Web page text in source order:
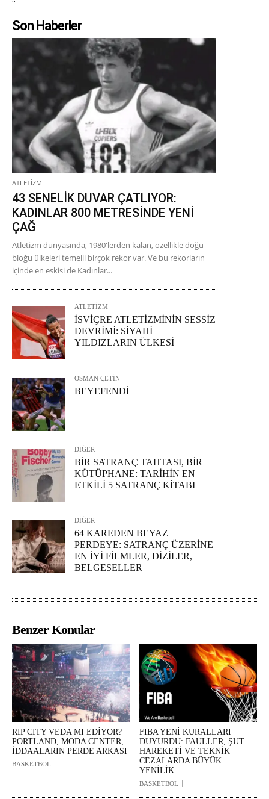
Son Haberler
ATLETİZM
43 SENELİK DUVAR ÇATLIYOR:
KADINLAR 800 METRESİNDE YENİ
ÇAĞ
Atletizm dünyasında, 1980'lerden kalan, özellikle doğu
bloğu ülkeleri temelli birçok rekor var. Ve bu rekorların
içinde en eskisi de Kadınlar...
ATLETİZM
İSVİÇRE ATLETİZMİNİN SESSİZ
DEVRİMİ: SİYAHİ
YILDIZLARIN ÜLKESİ
OSMAN ÇETİN
BEYEFENDİ
DİĞER
BİR SATRANÇ TAHTASI, BİR
KÜTÜPHANE: TARİHİN EN
ETKİLİ 5 SATRANÇ KİTABI
DİĞER
64 KAREDEN BEYAZ
PERDEYE: SATRANÇ ÜZERİNE
EN İYİ FİLMLER, DİZİLER,
BELGESELLER
Benzer Konular
RIP CITY VEDA MI EDİYOR?
PORTLAND, MODA CENTER,
İDDAALARIN PERDE ARKASI
BASKETBOL
FIBA YENİ KURALLARI
DUYURDU: FAULLER, ŞUT
HAREKETİ VE TEKNİK
CEZALARDA BÜYÜK
YENİLİK
BASKETBOL